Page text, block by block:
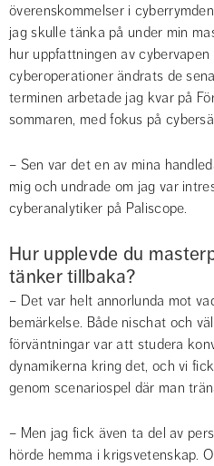
överenskommelser i
jag skulle tänka på under min
hur uppfattningen av cybervapen
cyberoperationer ändrats de
terminen arbetade jag kvar på
sommaren, med fokus på
– Sen var det en av mina
mig och undrade om jag var
cyberanalytiker på Paliscope.
Hur upplevde du
tänker tillbaka?
– Det var helt annorlunda mot
bemärkelse. Både nischat och
förväntningar var att studera
dynamikerna kring det, och vi
genom scenariospel där man
– Men jag fick även ta del av
hörde hemma i krigsvetenskap.